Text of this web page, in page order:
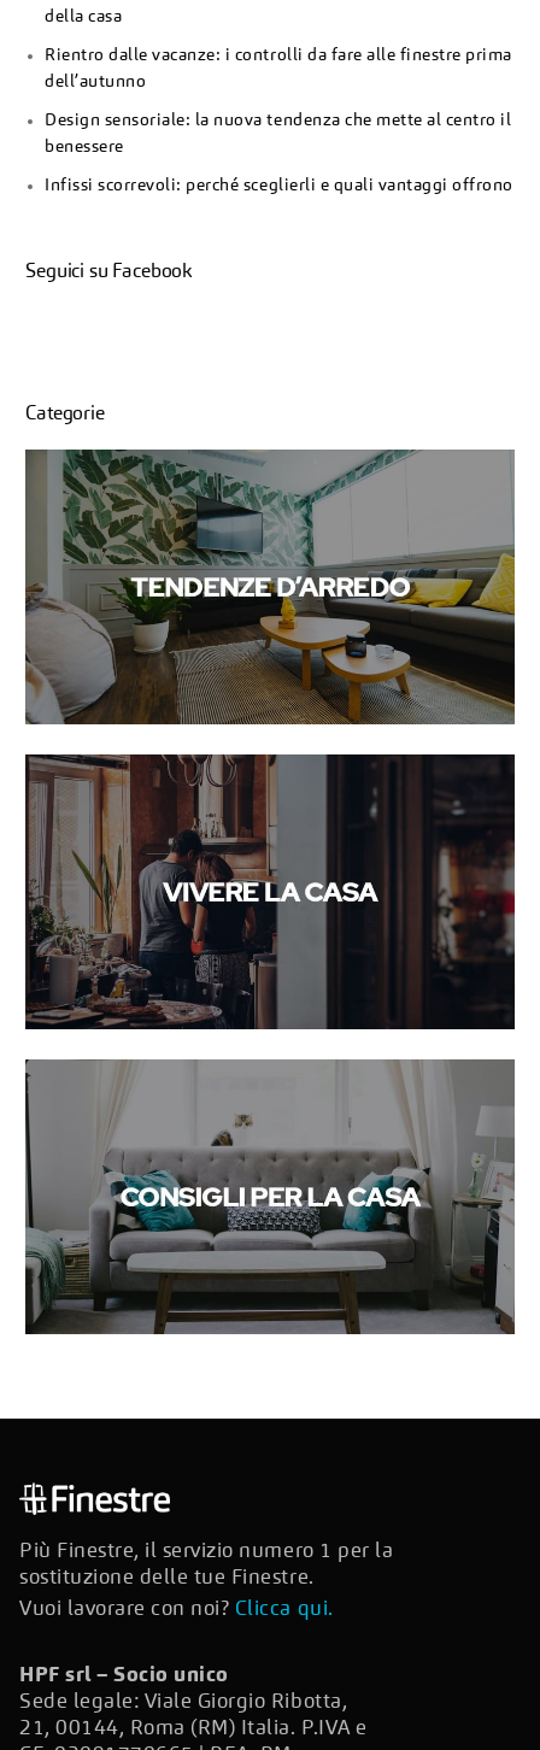
della casa
Rientro dalle vacanze: i controlli da fare alle finestre prima
dell’autunno
Design sensoriale: la nuova tendenza che mette al centro il
benessere
Infissi scorrevoli: perché sceglierli e quali vantaggi offrono
Seguici su Facebook
Categorie
Più Finestre, il servizio numero 1 per la
sostituzione delle tue Finestre.
Vuoi lavorare con noi? Clicca qui.
HPF srl – Socio unico
Sede legale: Viale Giorgio Ribotta,
21, 00144, Roma (RM) Italia. P.IVA e